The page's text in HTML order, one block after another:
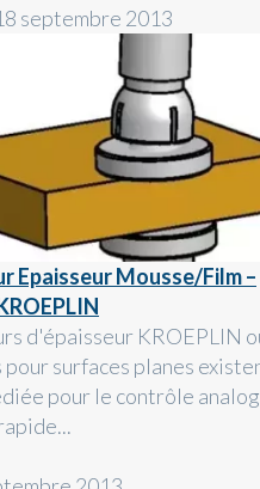
septembre 2013
Epaisseur Mousse/Film –
d'épaisseur KROEPLIN
pour surfaces planes
pour le contrôle